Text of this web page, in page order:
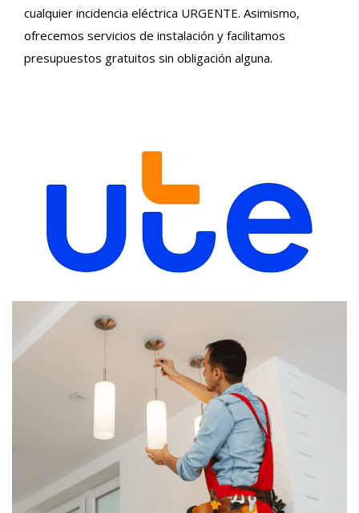
cualquier incidencia eléctrica URGENTE. Asimismo,
ofrecemos servicios de instalación y facilitamos
presupuestos gratuitos sin obligación alguna.